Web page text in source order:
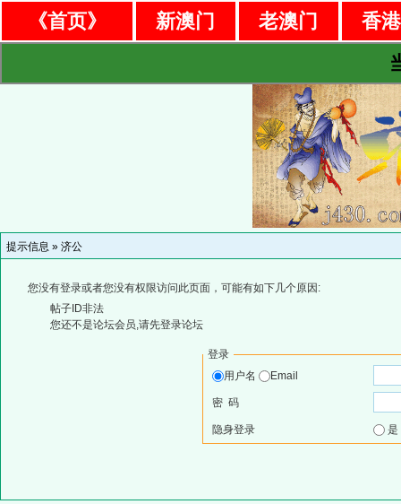
《首页》 新澳门 老澳门
香
提示信息 » 济公
您没有登录或者您没有权限访问此页面，可能有如下几个原因:
帖子ID非法
您还不是论坛会员,请先登录论坛
登录
用户名
Email
密 码
隐身登录